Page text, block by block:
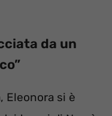
da un
Eleonora si è